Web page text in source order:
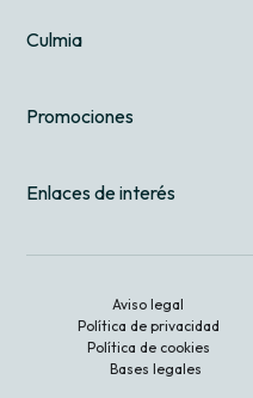
Culmia
Promociones
Enlaces de interés
Aviso legal
Política de privacidad
Política de cookies
Bases legales